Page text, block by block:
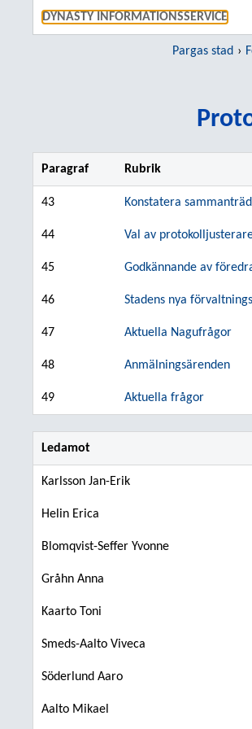
DYNASTY INFORMATIONSSERVICE
Pargas stad
Paragraf Rubrik
43 Konstatera
44 Val av
45 Godkännande av
46 Stadens nya
47 Aktuella Nagufrågor
48 Anmälningsärenden
49 Aktuella frågor
Ledamot
Karlsson Jan-Erik
Helin Erica
Blomqvist-Seffer Yvonne
Gråhn Anna
Kaarto Toni
Smeds-Aalto Viveca
Söderlund Aaro
Aalto Mikael